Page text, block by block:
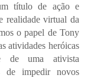
título de ação e
realidade virtual da
o papel de Tony
atividades heróicas
de uma ativista
de impedir novos